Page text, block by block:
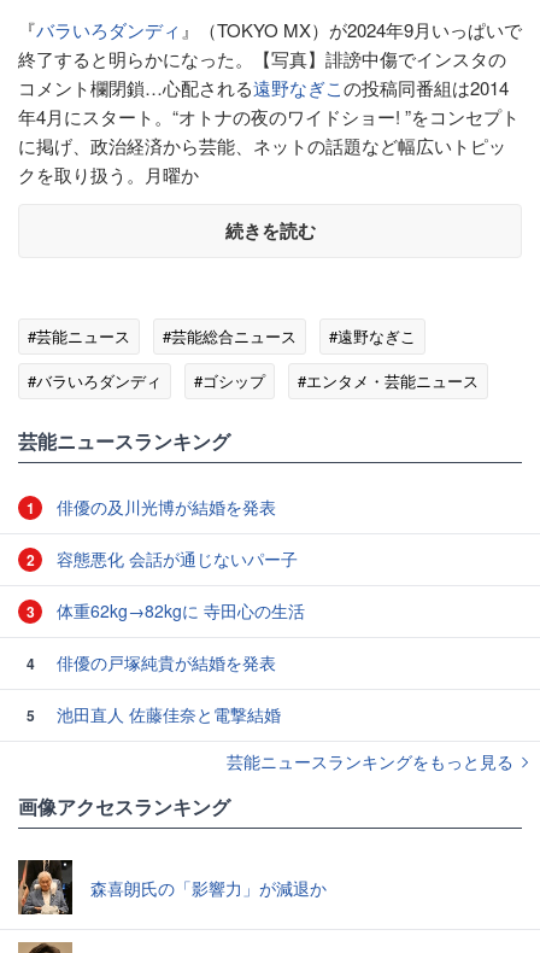
『バラいろダンディ 』（TOKYO MX）が2024年9月いっぱいで
終了すると明らかになった。【写真】誹謗中傷でインスタの
コメント欄閉鎖…心配される遠野なぎこの投稿同番組は2014
年4月にスタート。“オトナの夜のワイドショー! ”をコンセプト
に掲げ、政治経済から芸能、ネットの話題など幅広いトピッ
クを取り扱う。月曜か
続きを読む
#芸能ニュース #芸能総合ニュース
#遠野なぎこ
#バラいろダンディ
#ゴシップ #エンタメ・芸能ニュース
芸能ニュースランキング
1 俳優の及川光博が結婚を発表
2 容態悪化 会話が通じないパー子
3 体重62kg→82kgに 寺田心の生活
4 俳優の戸塚純貴が結婚を発表
5
池田直人 佐藤佳奈と電撃結婚
芸能ニュースランキングをもっと見る
画像アクセスランキング
森喜朗氏の「影響力」が減退か